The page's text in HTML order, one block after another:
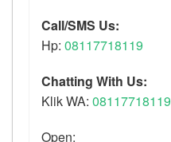
Call/SMS Us:
Hp: 08117718119
Chatting With Us:
Klik WA: 08117718119
Open: